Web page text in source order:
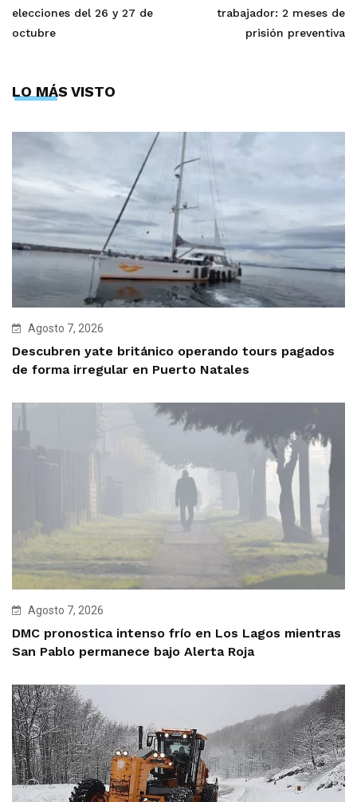
elecciones del 26 y 27 de
octubre
trabajador: 2 meses de
prisión preventiva
LO MÁS VISTO
Agosto 7, 2026
Descubren yate británico operando tours pagados
de forma irregular en Puerto Natales
Agosto 7, 2026
DMC pronostica intenso frío en Los Lagos mientras
San Pablo permanece bajo Alerta Roja